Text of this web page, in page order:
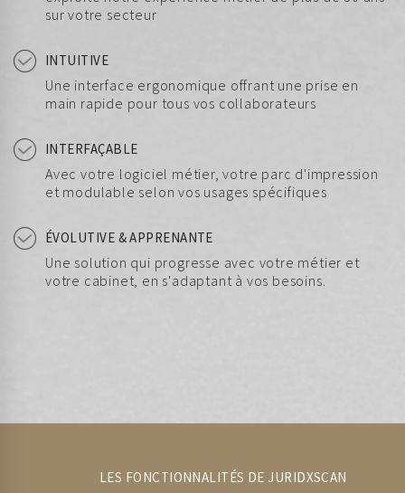
sur votre secteur
INTUITIVE
Une interface ergonomique offrant une prise en
main rapide pour tous vos collaborateurs
INTERFAÇABLE
Avec votre logiciel métier, votre parc d'impression
et modulable selon vos usages spécifiques
ÉVOLUTIVE & APPRENANTE
Une solution qui progresse avec votre métier et
votre cabinet, en s'adaptant à vos besoins.
LES FONCTIONNALITÉS DE JURIDXSCAN